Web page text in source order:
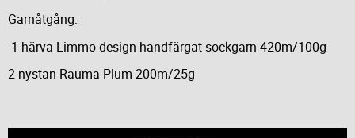
Garnåtgång:
1 härva Limmo design handfärgat sockgarn 420m/100g
2 nystan Rauma Plum 200m/25g